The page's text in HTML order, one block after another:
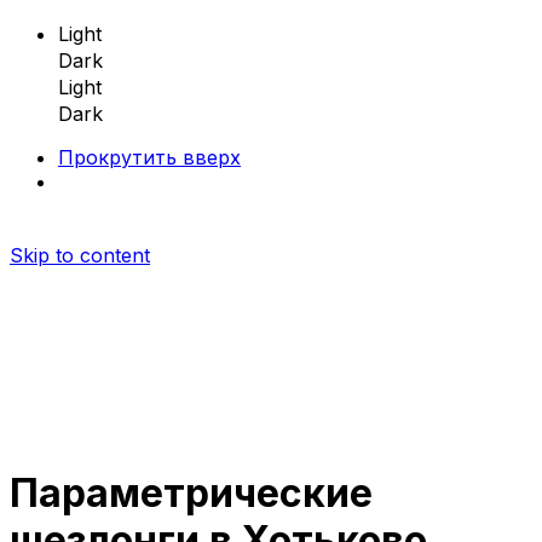
Light
Dark
Light
Dark
Прокрутить вверх
Skip to content
Параметрическая мебель
Параметрические скамейки
Параметрические